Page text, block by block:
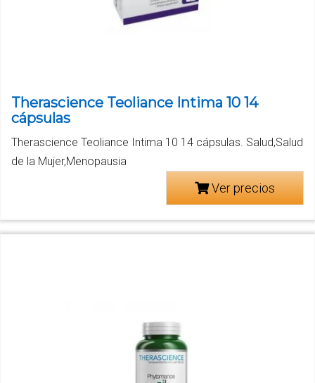
Therascience Teoliance Intima 10 14
cápsulas
Therascience Teoliance Intima 10 14 cápsulas. Salud,Salud
de la Mujer,Menopausia
Ver precios